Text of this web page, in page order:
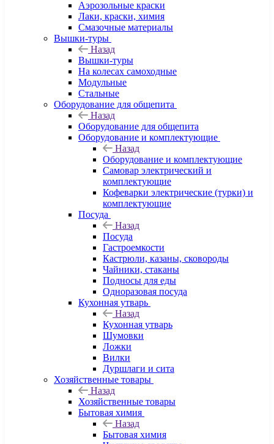
Аэрозольные краски
Лаки, краски, химия
Смазочные материалы
Вышки-туры
Назад
Вышки-туры
На колесах самоходные
Модульные
Стальные
Оборудование для общепита
Назад
Оборудование для общепита
Оборудование и комплектующие
Назад
Оборудование и комплектующие
Самовар электрический и
комплектующие
Кофеварки электрические (турки) и
комплектующие
Посуда
Назад
Посуда
Гастроемкости
Кастрюли, казаны, сковороды
Чайники, стаканы
Подносы для еды
Одноразовая посуда
Кухонная утварь
Назад
Кухонная утварь
Шумовки
Ложки
Вилки
Дуршлаги и сита
Хозяйственные товары
Назад
Хозяйственные товары
Бытовая химия
Назад
Бытовая химия